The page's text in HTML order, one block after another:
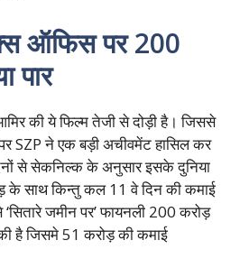
ऑफिस पर 200
पार
की ये फिल्म तेजी से दोड़ी है। जिससे
SZP ने एक बड़ी अचीवमेंट हासिल कर
से सेकनिल्क के अनुसार इसके दुनिया
साथ किन्तु कल 11 वे दिन की कमाई
जमीन पर’ फायनली 200 करोड़
है जिसमे 51 करोड़ की कमाई